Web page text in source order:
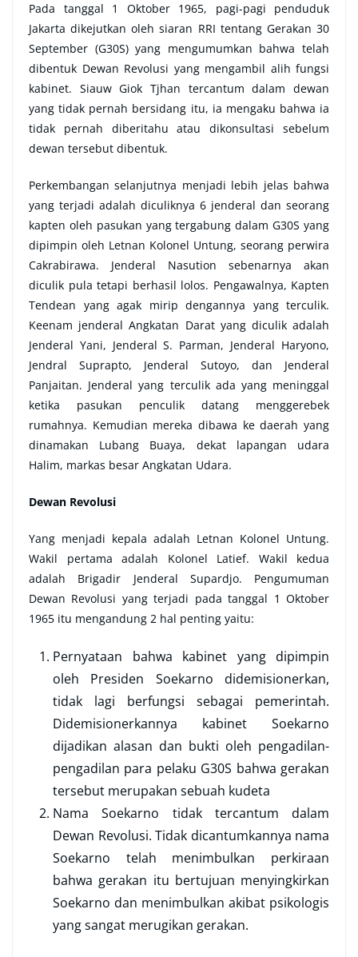
Pada tanggal 1 Oktober 1965, pagi-pagi penduduk
Jakarta dikejutkan oleh siaran RRI tentang Gerakan 30
September (G30S) yang mengumumkan bahwa telah
dibentuk Dewan Revolusi yang mengambil alih fungsi
kabinet. Siauw Giok Tjhan tercantum dalam dewan
yang tidak pernah bersidang itu, ia mengaku bahwa ia
tidak pernah diberitahu atau dikonsultasi sebelum
dewan tersebut dibentuk.
Perkembangan selanjutnya menjadi lebih jelas bahwa
yang terjadi adalah diculiknya 6 jenderal dan seorang
kapten oleh pasukan yang tergabung dalam G30S yang
dipimpin oleh Letnan Kolonel Untung, seorang perwira
Cakrabirawa. Jenderal Nasution sebenarnya akan
diculik pula tetapi berhasil lolos. Pengawalnya, Kapten
Tendean yang agak mirip dengannya yang terculik.
Keenam jenderal Angkatan Darat yang diculik adalah
Jenderal Yani, Jenderal S. Parman, Jenderal Haryono,
Jendral Suprapto, Jenderal Sutoyo, dan Jenderal
Panjaitan. Jenderal yang terculik ada yang meninggal
ketika pasukan penculik datang menggerebek
rumahnya. Kemudian mereka dibawa ke daerah yang
dinamakan Lubang Buaya, dekat lapangan udara
Halim, markas besar Angkatan Udara.
Dewan Revolusi
Yang menjadi kepala adalah Letnan Kolonel Untung.
Wakil pertama adalah Kolonel Latief. Wakil kedua
adalah Brigadir Jenderal Supardjo. Pengumuman
Dewan Revolusi yang terjadi pada tanggal 1 Oktober
1965 itu mengandung 2 hal penting yaitu:
Pernyataan bahwa kabinet yang dipimpin
oleh Presiden Soekarno didemisionerkan,
tidak lagi berfungsi sebagai pemerintah.
Didemisionerkannya kabinet Soekarno
dijadikan alasan dan bukti oleh pengadilan-
pengadilan para pelaku G30S bahwa gerakan
tersebut merupakan sebuah kudeta
Nama Soekarno tidak tercantum dalam
Dewan Revolusi. Tidak dicantumkannya nama
Soekarno telah menimbulkan perkiraan
bahwa gerakan itu bertujuan menyingkirkan
Soekarno dan menimbulkan akibat psikologis
yang sangat merugikan gerakan.